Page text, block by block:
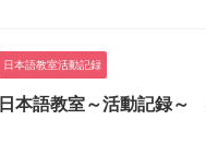
日本語教室活動記録
日本語教室～活動記録